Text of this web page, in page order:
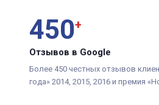
450+
Отзывов в Google
Более 450 честных отзывов
года» 2014, 2015, 2016 и премия